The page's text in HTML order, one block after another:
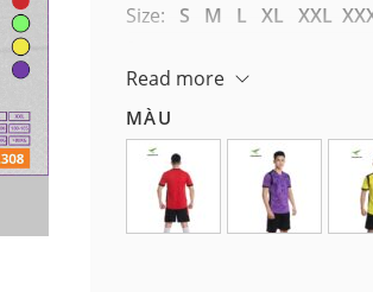
Size: S M L XL XXL
*Chọn màu để xem nhiều ảnh
Read more
MÀU